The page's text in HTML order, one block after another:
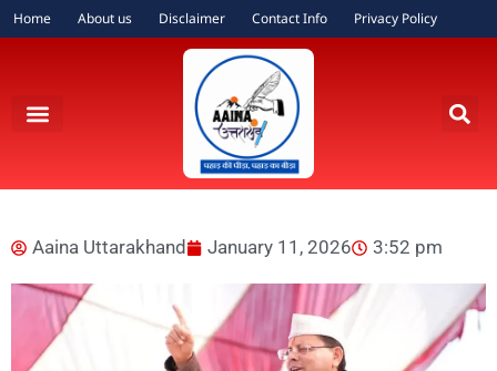
Home About us Disclaimer Contact Info Privacy Policy
Aaina Uttarakhand January 11, 2026 3:52 pm